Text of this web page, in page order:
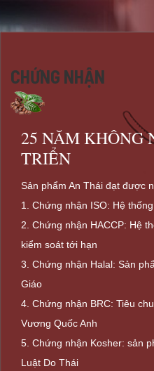
CHỨNG NHẬN
25 NĂM KHÔNG
TRIỂN
Sản phẩm An Thái đạt được
1. Chứng nhận ISO: Hệ
2. Chứng nhận HACCP: Hệ
kiểm soát tới hạn
3. Chứng nhận Halal: Sản
Giáo
4. Chứng nhận BRC: Tiêu
Vương Quốc Anh
5. Chứng nhận Kosher: sản
Luật Do Thái